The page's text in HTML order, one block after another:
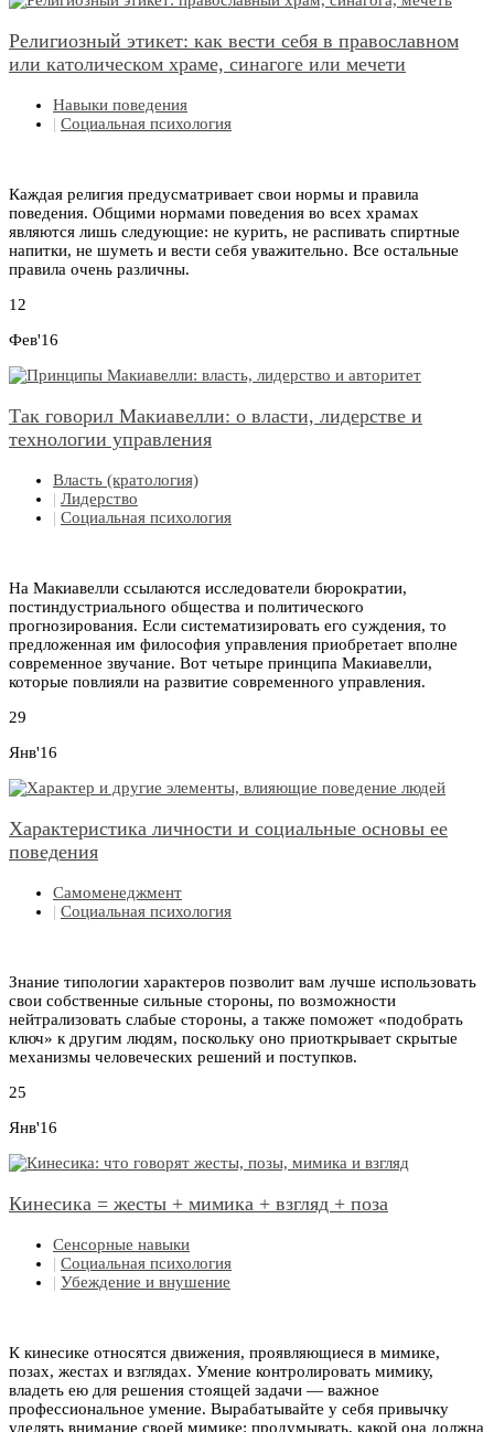
Религиозный этикет: как вести себя в православном
или католическом храме, синагоге или мечети
Навыки поведения
| Социальная психология
Каждая религия предусматривает свои нормы и правила
поведения. Общими нормами поведения во всех храмах
являются лишь следующие: не курить, не распивать спиртные
напитки, не шуметь и вести себя уважительно. Все остальные
правила очень различны.
12
Фев'16
Так говорил Макиавелли: о власти, лидерстве и
технологии управления
Власть (кратология)
| Лидерство
| Социальная психология
На Макиавелли ссылаются исследователи бюрократии,
постиндустриального общества и политического
прогнозирования. Если систематизировать его суждения, то
предложенная им философия управления приобретает вполне
современное звучание. Вот четыре принципа Макиавелли,
которые повлияли на развитие современного управления.
29
Янв'16
Характеристика личности и социальные основы ее
поведения
Самоменеджмент
| Социальная психология
Знание типологии характеров позволит вам лучше использовать
свои собственные сильные стороны, по возможности
нейтрализовать слабые стороны, а также поможет «подобрать
ключ» к другим людям, поскольку оно приоткрывает скрытые
механизмы человеческих решений и поступков.
25
Янв'16
Кинесика = жесты + мимика + взгляд + поза
Сенсорные навыки
| Социальная психология
| Убеждение и внушение
К кинесике относятся движения, проявляющиеся в мимике,
позах, жестах и взглядах. Умение контролировать мимику,
владеть ею для решения стоящей задачи — важное
профессиональное умение. Вырабатывайте у себя привычку
уделять внимание своей мимике: продумывать, какой она должна